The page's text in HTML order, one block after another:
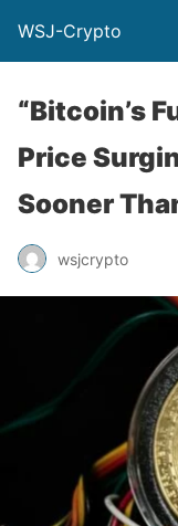
WSJ-Crypto
“Bitcoin’s
Price
Sooner
wsjcrypto